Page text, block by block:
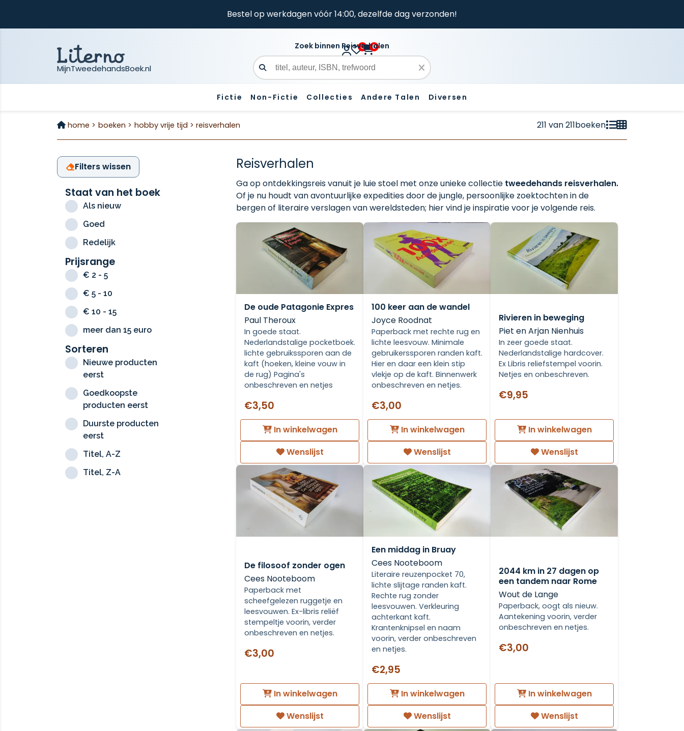
Bestel op werkdagen vóór 14:00, dezelfde dag verzonden!
MijnTweedehandsBoek.nl
0 0
Zoek binnen Reisverhalen
Zoekveld
Fictie Non-Fictie Collecties Andere Talen Diversen
home > boeken > hobby vrije tijd > reisverhalen 211 van211boeken
Filters wissen
Staat van het boek
Als nieuw
Goed
Redelijk
Prijsrange
€ 2 - 5
€ 5 - 10
€ 10 - 15
meer dan 15 euro
Sorteren
Nieuwe producten
eerst
Goedkoopste
producten eerst
Duurste producten
eerst
Titel, A-Z
Titel, Z-A
Reisverhalen
Ga op ontdekkingsreis vanuit je luie stoel met onze unieke collectie tweedehands reisverhalen.
Of je nu houdt van avontuurlijke expedities door de jungle, persoonlijke zoektochten in de
bergen of literaire verslagen van wereldsteden; hier vind je inspiratie voor je volgende reis.
De oude Patagonie Expres
Paul Theroux
In goede staat.
Nederlandstalige pocketboek.
lichte gebruikssporen aan de
kaft (hoeken, kleine vouw in
de rug) Pagina's
onbeschreven en netjes
€3,50
In winkelwagen
Wenslijst
100 keer aan de wandel
Joyce Roodnat
Paperback met rechte rug en
lichte leesvouw. Minimale
gebruikerssporen randen kaft.
Hier en daar een klein stip
vlekje op de kaft. Binnenwerk
onbeschreven en netjes.
€3,00
In winkelwagen
Wenslijst
Rivieren in beweging
Piet en Arjan Nienhuis
In zeer goede staat.
Nederlandstalige hardcover.
Ex Libris reliefstempel voorin.
Netjes en onbeschreven.
€9,95
In winkelwagen
Wenslijst
De filosoof zonder ogen
Cees Nooteboom
Paperback met
scheefgelezen ruggetje en
leesvouwen. Ex-libris reliëf
stempeltje voorin, verder
onbeschreven en netjes.
€3,00
In winkelwagen
Wenslijst
Een middag in Bruay
Cees Nooteboom
Literaire reuzenpocket 70,
lichte slijtage randen kaft.
Rechte rug zonder
leesvouwen. Verkleuring
achterkant kaft.
Krantenknipsel en naam
voorin, verder onbeschreven
en netjes.
€2,95
In winkelwagen
Wenslijst
2044 km in 27 dagen op
een tandem naar Rome
Wout de Lange
Paperback, oogt als nieuw.
Aantekening voorin, verder
onbeschreven en netjes.
€3,00
In winkelwagen
Wenslijst